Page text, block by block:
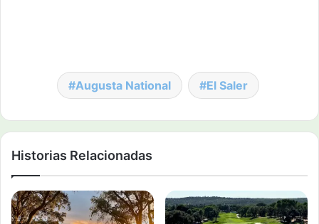
Augusta National El Saler
Historias Relacionadas